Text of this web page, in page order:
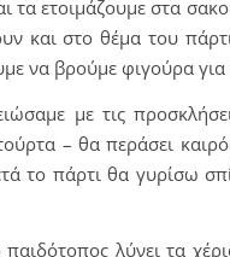
τα ετοιμάζουμε στα
και στο θέμα του
να βρούμε φιγούρα
με τις
– θα περάσει
το πάρτι θα γυρίσω
λύνει τα